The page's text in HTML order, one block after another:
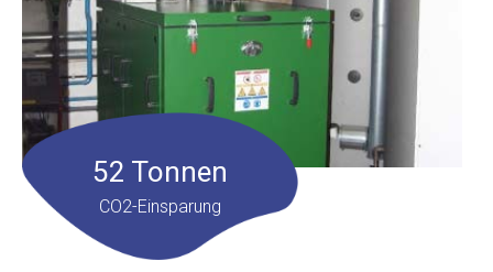
52 Tonnen
CO2-Einsparung